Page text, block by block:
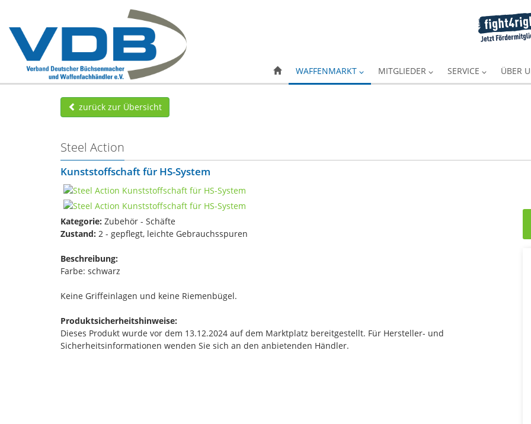
WAFFENMARKT MITGLIEDER SERVICE ÜBER
zurück zur Übersicht
Steel Action
Kunststoffschaft für HS-System
Kategorie: Zubehör - Schäfte
Zustand: 2 - gepflegt, leichte Gebrauchsspuren
Beschreibung:
Farbe: schwarz
Keine Griffeinlagen und keine Riemenbügel.
Produktsicherheitshinweise:
Dieses Produkt wurde vor dem 13.12.2024 auf dem Marktplatz bereitgestellt. Für Hersteller- und
Sicherheitsinformationen wenden Sie sich an den anbietenden Händler.